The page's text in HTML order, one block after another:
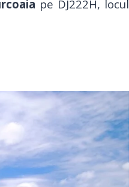
pe DJ222H, locul